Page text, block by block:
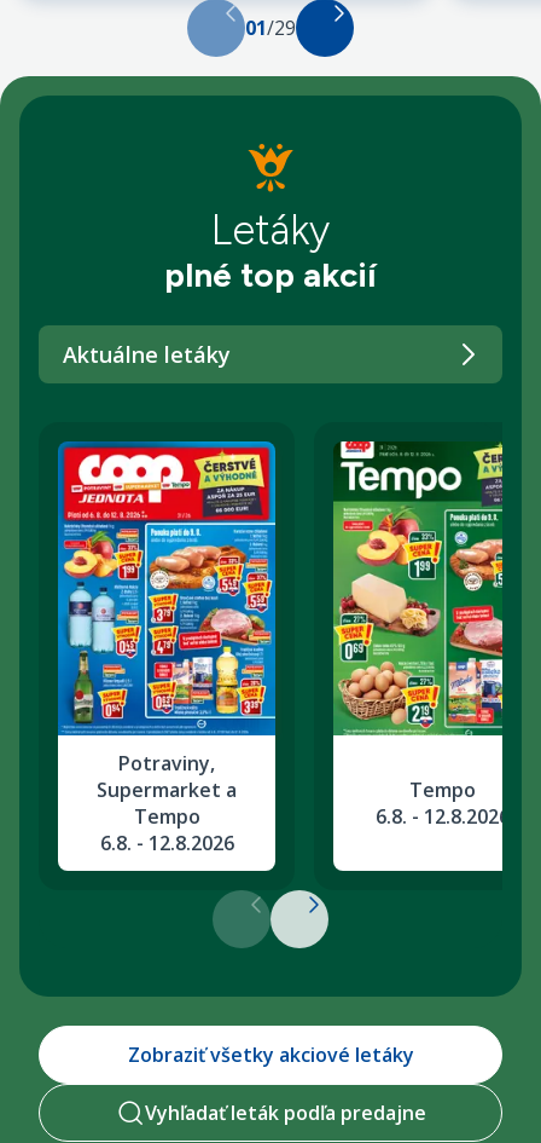
01/29
Letáky
plné top akcií
Aktuálne letáky
Potraviny,
Supermarket a
Tempo
6.8. - 12.8.2026
Tempo
6.8. - 12.8.2026
Zobraziť všetky akciové letáky
Vyhľadať leták podľa predajne